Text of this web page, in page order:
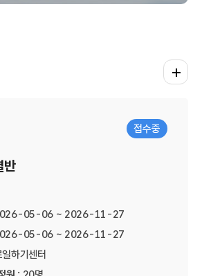
접수중
반
05-06 ~ 2026-11-27
05-06 ~ 2026-11-27
하기센터
강좌 수